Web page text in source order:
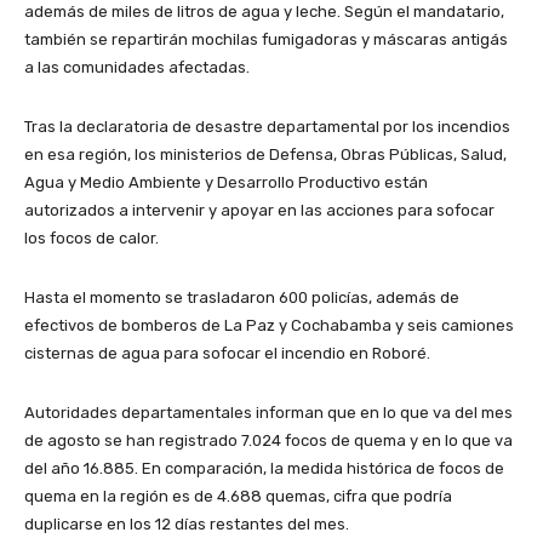
además de miles de litros de agua y leche. Según el mandatario,
también se repartirán mochilas fumigadoras y máscaras antigás
a las comunidades afectadas.
Tras la declaratoria de desastre departamental por los incendios
en esa región, los ministerios de Defensa, Obras Públicas, Salud,
Agua y Medio Ambiente y Desarrollo Productivo están
autorizados a intervenir y apoyar en las acciones para sofocar
los focos de calor.
Hasta el momento se trasladaron 600 policías, además de
efectivos de bomberos de La Paz y Cochabamba y seis camiones
cisternas de agua para sofocar el incendio en Roboré.
Autoridades departamentales informan que en lo que va del mes
de agosto se han registrado 7.024 focos de quema y en lo que va
del año 16.885. En comparación, la medida histórica de focos de
quema en la región es de 4.688 quemas, cifra que podría
duplicarse en los 12 días restantes del mes.